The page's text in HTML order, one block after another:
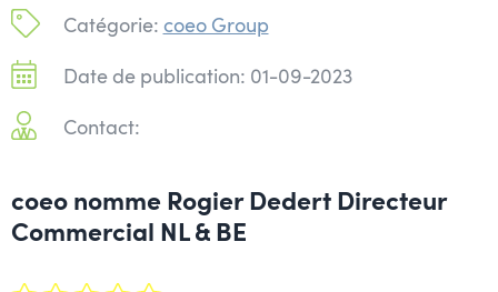
Catégorie: coeo Group
Date de publication: 01-09-2023
Contact:
coeo nomme Rogier Dedert Directeur
Commercial NL & BE